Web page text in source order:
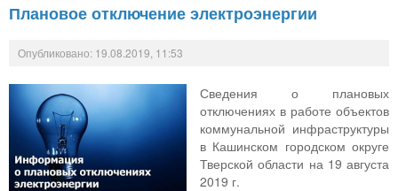
Плановое отключение электроэнергии
Опубликовано: 19.08.2019, 11:53
Сведения о плановых
отключениях в работе объектов
коммунальной инфраструктуры
в Кашинском городском округе
Тверской области на 19 августа
2019 г.